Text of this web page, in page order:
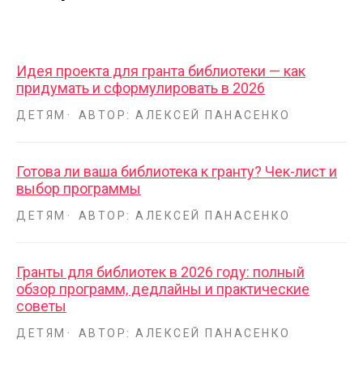
Идея проекта для гранта библиотеки — как
придумать и сформулировать в 2026
ДЕТЯМ АВТОР: АЛЕКСЕЙ ПАНАСЕНКО
Готова ли ваша библиотека к гранту? Чек-лист и
выбор программы
ДЕТЯМ АВТОР: АЛЕКСЕЙ ПАНАСЕНКО
Гранты для библиотек в 2026 году: полный
обзор программ, дедлайны и практические
советы
ДЕТЯМ АВТОР: АЛЕКСЕЙ ПАНАСЕНКО